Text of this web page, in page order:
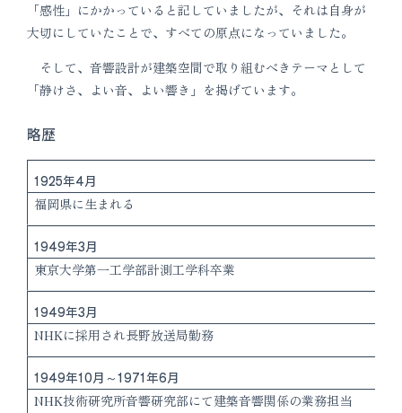
「感性」にかかっていると記していましたが、それは自身が
大切にしていたことで、すべての原点になっていました。
そして、音響設計が建築空間で取り組むべきテーマとして
「静けさ、よい音、よい響き」を掲げています。
略歴
1925年4月
福岡県に生まれる
1949年3月
東京大学第一工学部計測工学科卒業
1949年3月
NHKに採用され長野放送局勤務
1949年10月～1971年6月
NHK技術研究所音響研究部にて建築音響関係の業務担当